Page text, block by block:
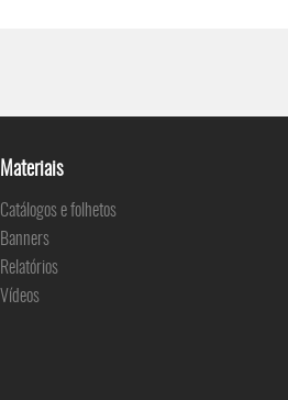
Materiais
Catálogos e folhetos
Banners
Relatórios
Vídeos